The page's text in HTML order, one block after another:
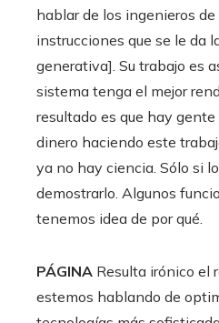
hablar de los ingenieros de
instrucciones que se le da
generativa]. Su trabajo es
sistema tenga el mejor
resultado es que hay
dinero haciendo este
ya no hay ciencia. Sólo si
demostrarlo. Algunos
tenemos idea de por qué.
PÁGINA Resulta irónico el
estemos hablando de